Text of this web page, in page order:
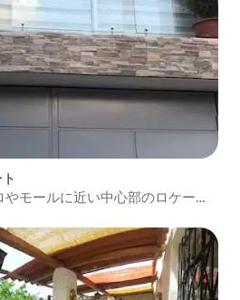
モールに近い中心部のロケーシ